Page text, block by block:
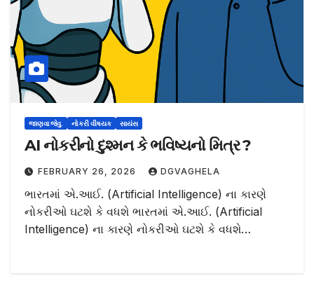
જાણવા જેવુ. નોકરી વીષયક સાયંસ
AI નોકરીનો દુશ્મન કે ભવિષ્યનો મિત્ર ?
FEBRUARY 26, 2026 DGVAGHELA
ભારતમાં એ.આઈ. (Artificial Intelligence) ના કારણે
નોકરીઓ ઘટશે કે વધશે ભારતમાં એ.આઈ. (Artificial
Intelligence) ના કારણે નોકરીઓ ઘટશે કે વધશે…